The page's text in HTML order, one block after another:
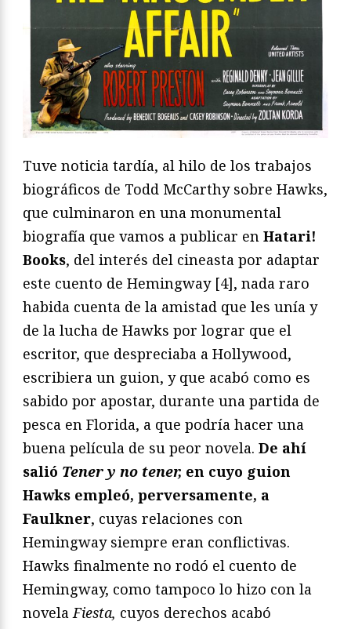
Tuve noticia tardía, al hilo de los trabajos
biográficos de Todd McCarthy sobre Hawks,
que culminaron en una monumental
biografía que vamos a publicar en Hatari!
Books, del interés del cineasta por adaptar
este cuento de Hemingway [4], nada raro
habida cuenta de la amistad que les unía y
de la lucha de Hawks por lograr que el
escritor, que despreciaba a Hollywood,
escribiera un guion, y que acabó como es
sabido por apostar, durante una partida de
pesca en Florida, a que podría hacer una
buena película de su peor novela. De ahí
salió Tener y no tener, en cuyo guion
Hawks empleó, perversamente, a
Faulkner, cuyas relaciones con
Hemingway siempre eran conflictivas.
Hawks finalmente no rodó el cuento de
Hemingway, como tampoco lo hizo con la
novelaFiesta, cuyos derechos acabó